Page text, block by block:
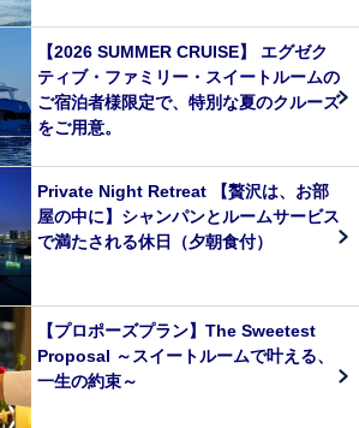
【2026 SUMMER CRUISE】 エグゼク
ティブ・ファミリー・スイートルームの
ご宿泊者様限定で、特別な夏のクルーズ
をご用意。
Private Night Retreat 【贅沢は、お部
屋の中に】シャンパンとルームサービス
で満たされる休日（夕朝食付）
【プロポーズプラン】The Sweetest
Proposal ～スイートルームで叶える、
一生の約束～